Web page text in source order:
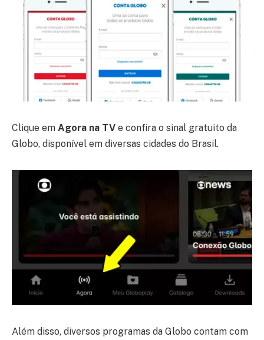
Clique em Agora na TV e confira o sinal gratuito da
Globo, disponível em diversas cidades do Brasil.
Além disso, diversos programas da Globo contam com